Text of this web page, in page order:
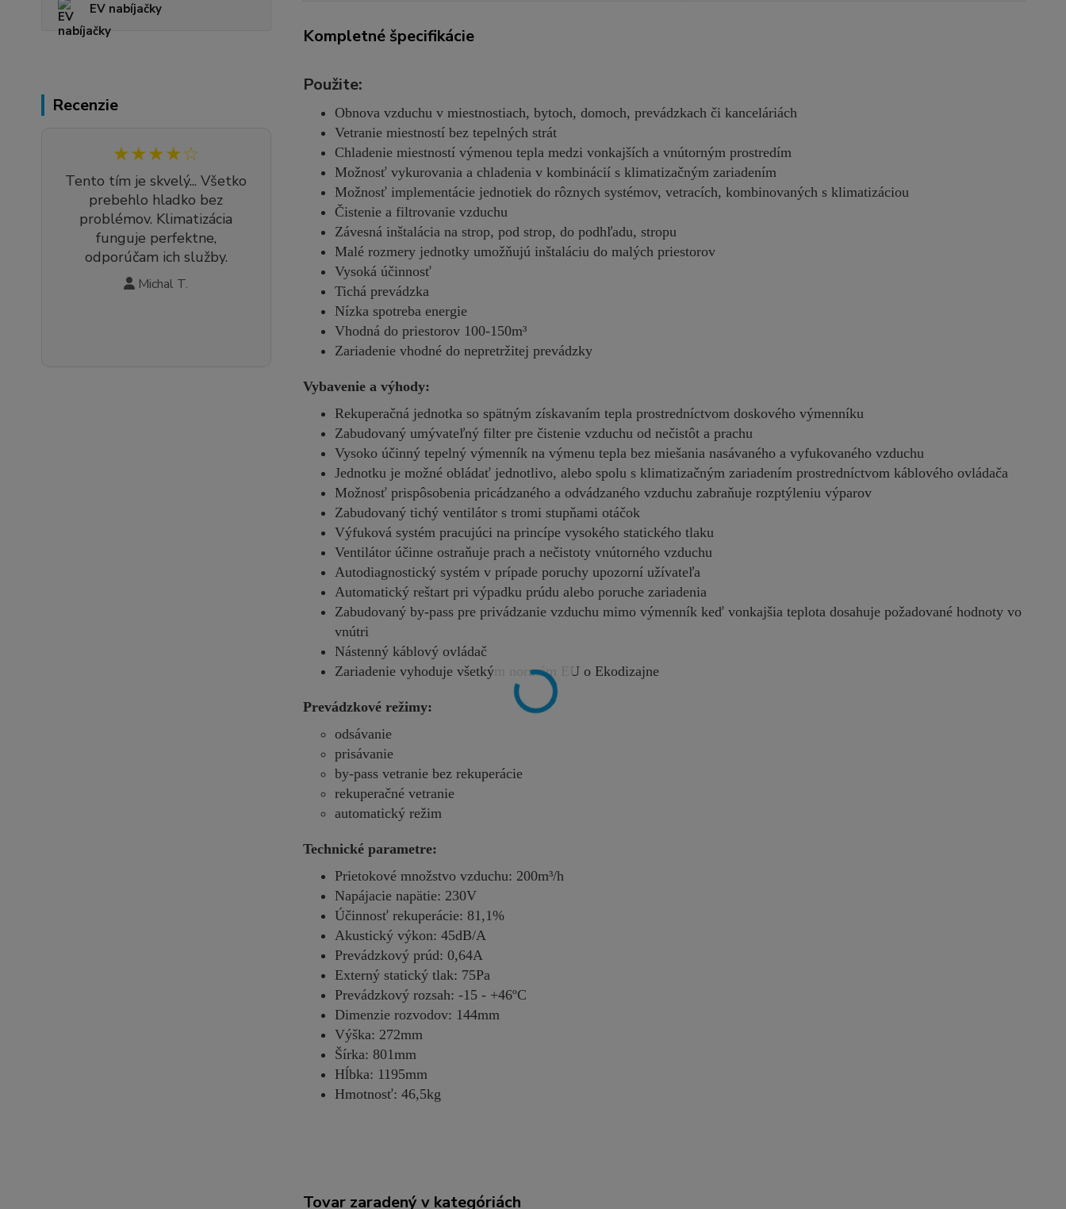
EV nabíjačky
Recenzie
★★★★☆
Tento tím je skvelý... Všetko
prebehlo hladko bez
problémov. Klimatizácia
funguje perfektne,
odporúčam ich služby.
Michal T.
Kompletné špecifikácie
Použite:
Obnova vzduchu v miestnostiach, bytoch, domoch, prevádzkach či kanceláriách
Vetranie miestností bez tepelných strát
Chladenie miestností výmenou tepla medzi vonkajších a vnútorným prostredím
Možnosť vykurovania a chladenia v kombinácií s klimatizačným zariadením
Možnosť implementácie jednotiek do rôznych systémov, vetracích, kombinovaných s klimatizáciou
Čistenie a filtrovanie vzduchu
Závesná inštalácia na strop, pod strop, do podhľadu, stropu
Malé rozmery jednotky umožňujú inštaláciu do malých priestorov
Vysoká účinnosť
Tichá prevádzka
Nízka spotreba energie
Vhodná do priestorov 100-150m³
Zariadenie vhodné do nepretržitej prevádzky
Vybavenie a výhody:
Rekuperačná jednotka so spätným získavaním tepla prostredníctvom doskového výmenníku
Zabudovaný umývateľný filter pre čistenie vzduchu od nečistôt a prachu
Vysoko účinný tepelný výmenník na výmenu tepla bez miešania nasávaného a vyfukovaného vzduchu
Jednotku je možné obládať jednotlivo, alebo spolu s klimatizačným zariadením prostredníctvom káblového ovládača
Možnosť prispôsobenia pricádzaného a odvádzaného vzduchu zabraňuje rozptýleniu výparov
Zabudovaný tichý ventilátor s tromi stupňami otáčok
Výfuková systém pracujúci na princípe vysokého statického tlaku
Ventilátor účinne ostraňuje prach a nečistoty vnútorného vzduchu
Autodiagnostický systém v prípade poruchy upozorní užívateľa
Automatický reštart pri výpadku prúdu alebo poruche zariadenia
Zabudovaný by-pass pre privádzanie vzduchu mimo výmenník keď vonkajšia teplota dosahuje požadované hodnoty vo
vnútri
Nástenný káblový ovládač
Zariadenie vyhoduje všetkým normám EU o Ekodizajne
Prevádzkové režimy:
odsávanie
prisávanie
by-pass vetranie bez rekuperácie
rekuperačné vetranie
automatický režim
Technické parametre:
Prietokové množstvo vzduchu: 200m³/h
Napájacie napätie: 230V
Účinnosť rekuperácie: 81,1%
Akustický výkon: 45dB/A
Prevádzkový prúd: 0,64A
Externý statický tlak: 75Pa
Prevádzkový rozsah: -15 - +46ºC
Dimenzie rozvodov: 144mm
Výška: 272mm
Šírka: 801mm
Hĺbka: 1195mm
Hmotnosť: 46,5kg
Tovar zaradený v kategóriách